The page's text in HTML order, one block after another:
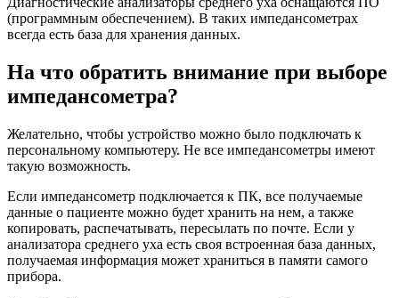
(программным обеспечением). В таких импедансометрах
всегда есть база для хранения данных.
На что обратить внимание при выборе
импедансометра?
Желательно, чтобы устройство можно было подключать к
персональному компьютеру. Не все импедансометры имеют
такую возможность.
Если импедансометр подключается к ПК, все получаемые
данные о пациенте можно будет хранить на нем, а также
копировать, распечатывать, пересылать по почте. Если у
анализатора среднего уха есть своя встроенная база данных,
получаемая информация может храниться в памяти самого
прибора.